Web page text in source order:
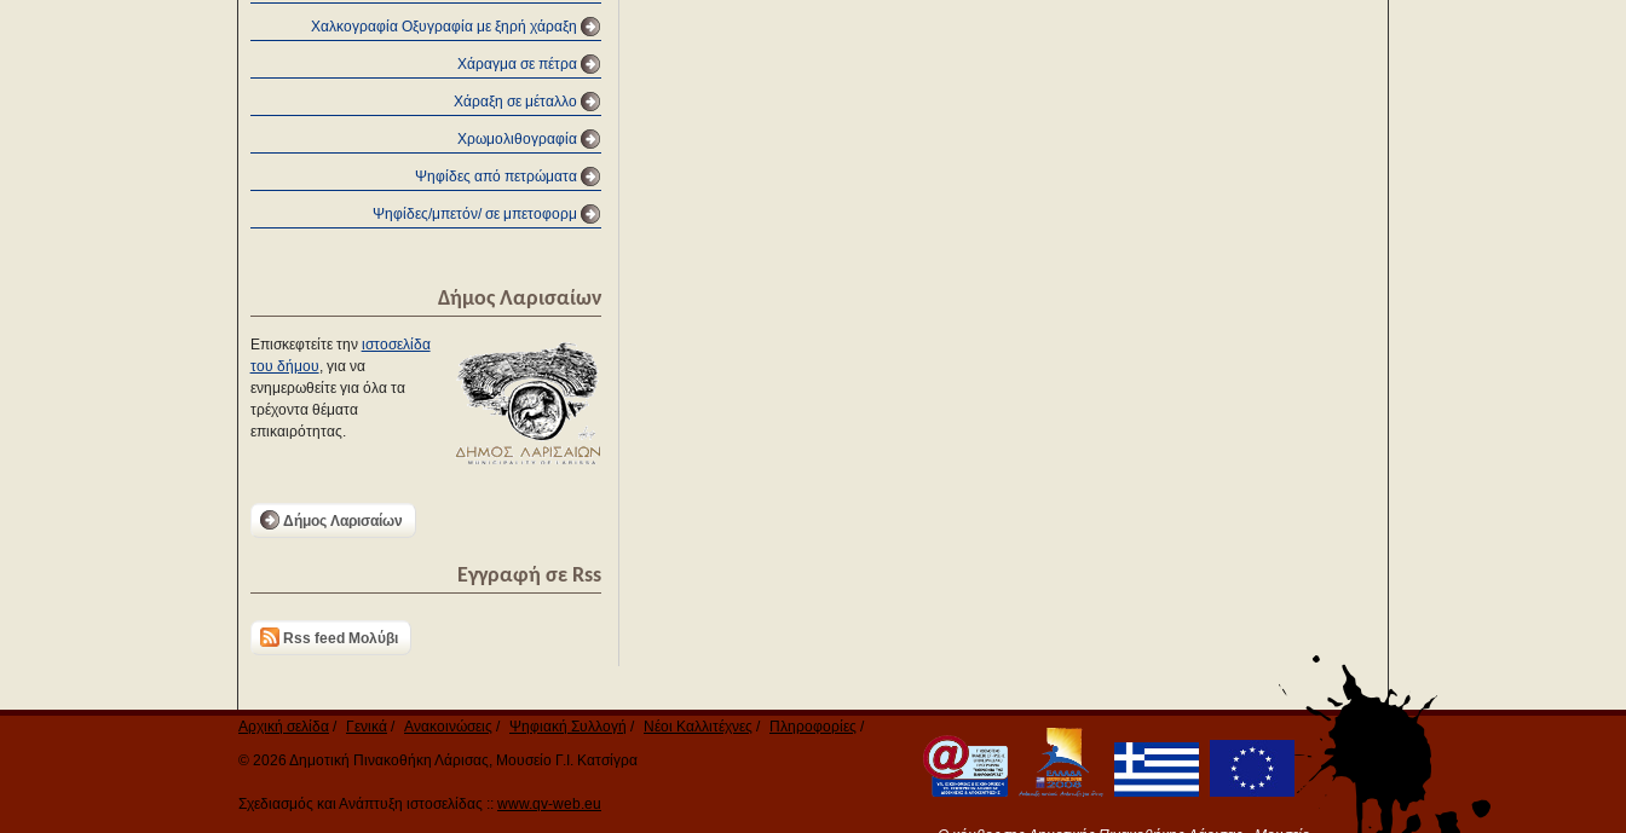
Χαλκογραφία Οξυγραφία με ξηρή χάραξη
Χάραγμα σε πέτρα
Χάραξη σε μέταλλο
Χρωμολιθογραφία
Ψηφίδες από πετρώματα
Ψηφίδες/μπετόν/ σε μπετοφορμ
Δήμος Λαρισαίων
Επισκεφτείτε την ιστοσελίδα
του δήμου, για να
ενημερωθείτε για όλα τα
τρέχοντα θέματα
επικαιρότητας.
Δήμος Λαρισαίων
Εγγραφή σε Rss
Rss feed Μολύβι
Αρχική σελίδα Γενικά Ανακοινώσεις Ψηφιακή Συλλογή Νέοι Καλλιτέχνες
Πληροφορίες
© 2026 Δημοτική Πινακοθήκη Λάρισας, Μουσείο Γ.Ι. Κατσίγρα
Σχεδιασμός και Ανάπτυξη ιστοσελίδας :: www.qv-web.eu